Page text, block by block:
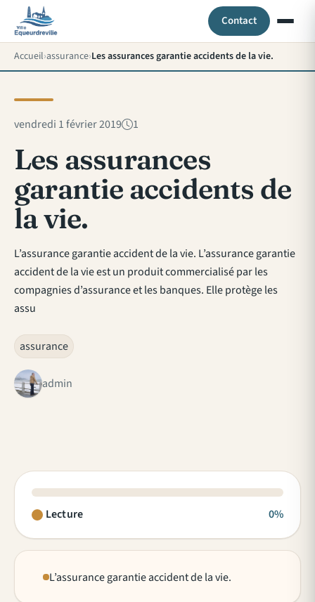
Contact
Accueil assurance Les assurances garantie accidents de la vie.
vendredi 1 février 2019 1
Les assurances
garantie accidents de
la vie.
L’assurance garantie accident de la vie. L’assurance garantie
accident de la vie est un produit commercialisé par les
compagnies d’assurance et les banques. Elle protège les
assu
assurance
admin
Lecture 0%
L’assurance garantie accident de la vie.